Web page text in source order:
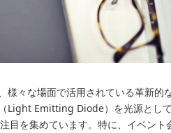
様々な場面で活用されている革新的
Light Emitting Diode）を光源とし
目を集めています。特に、イベント